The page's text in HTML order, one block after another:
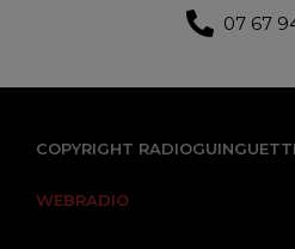
07 67
COPYRIGHT
WEBRADIO